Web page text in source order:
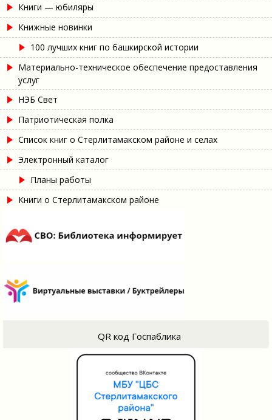
Книги — юбиляры
Книжные новинки
100 лучших книг по башкирской истории
Материально-техническое обеспечение предоставления
услуг
НЭБ Свет
Патриотическая полка
Список книг о Стерлитамакском районе и селах
Электронный каталог
Планы работы
Книги о Стерлитамакском районе
QR код Госпаблика